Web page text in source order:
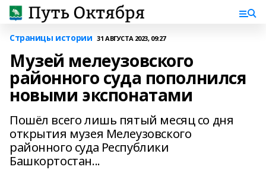
Страницы истории 31 АВГУСТА 2023, 09:27
Музей мелеузовского
районного суда пополнился
новыми экспонатами
Пошёл всего лишь пятый месяц со дня
открытия музея Мелеузовского
районного суда Республики
Башкортостан...